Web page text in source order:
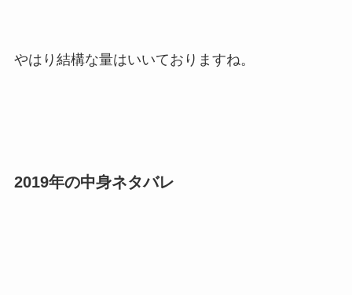
やはり結構な量はいいておりますね。
2019年の中身ネタバレ